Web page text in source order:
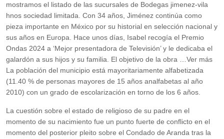
mostramos el listado de las sucursales de Bodegas jimenez-vila
hnos sociedad limitada. Con 34 años, Jiménez continúa como
pieza importante en México por su historial en selección nacional y
sus años en Europa. Hace unos días, Isabel recogía el Premio
Ondas 2024 a ‘Mejor presentadora de Televisión’ y le dedicaba el
galardón a sus hijos y su familia. El objetivo de la obra …Ver más
La población del municipio está mayoritariamente alfabetizada
(11.40 % de personas mayores de 15 años analfabetas al año
2010) con un grado de escolarización en torno de los 6 años.
La cuestión sobre el estado de religioso de su padre en el
momento de su nacimiento fue un punto fuerte de conflicto en el
momento del posterior pleito sobre el Condado de Aranda tras la